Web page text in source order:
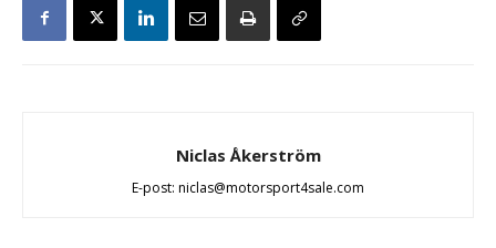
Niclas Åkerström
E-post: niclas@motorsport4sale.com